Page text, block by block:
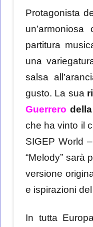
Protagonista
partitura
una
salsa
gusto. La sua
Guerrero
che ha vinto il
SIGEP World
“Melody” sarà
versione
e ispirazioni
In tutta